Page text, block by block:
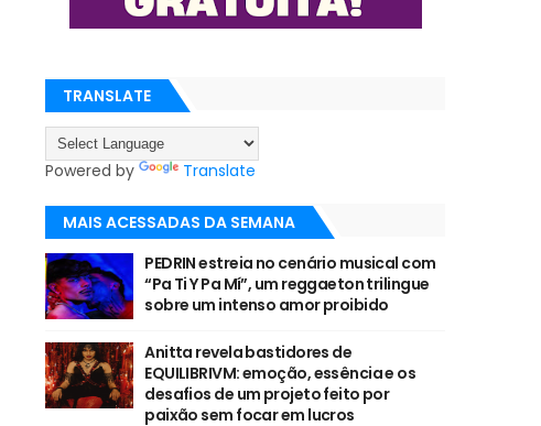
TRANSLATE
Powered by Translate
MAIS ACESSADAS DA SEMANA
PEDRIN estreia no cenário musical com
“Pa Ti Y Pa Mí”, um reggaeton trilingue
sobre um intenso amor proibido
Anitta revela bastidores de
EQUILIBRIVM: emoção, essência e os
desafios de um projeto feito por
paixão sem focar em lucros